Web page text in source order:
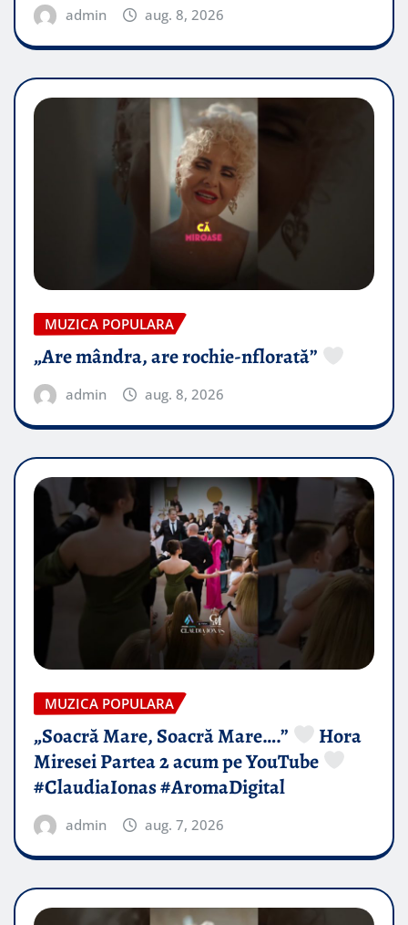
admin aug. 8, 2026
MUZICA POPULARA
„Are mândra, are rochie-nflorată”
admin aug. 8, 2026
MUZICA POPULARA
„Soacră Mare, Soacră Mare….”
Hora
Miresei Partea 2 acum pe YouTube
#ClaudiaIonas #AromaDigital
admin aug. 7, 2026